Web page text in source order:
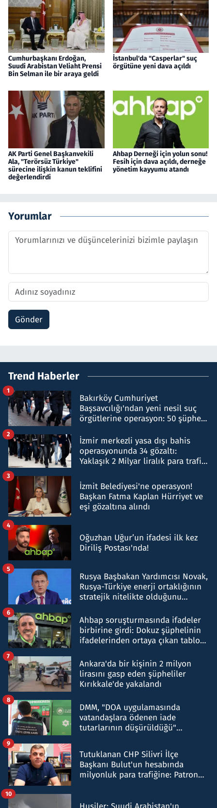
Cumhurbaşkanı Erdoğan,
Suudi Arabistan Veliaht Prensi
Bin Selman ile bir araya geldi
İstanbul'da "Casperlar" suç
örgütüne yeni dava açıldı
AK Parti Genel Başkanvekili
Ala, "Terörsüz Türkiye"
sürecine ilişkin kanun teklifini
değerlendirdi
Ahbap Derneği için yolun sonu!
Fesih için dava açıldı, derneğe
yönetim kayyumu atandı
Yorumlar
Gönder
Trend Haberler
Bakırköy Cumhuriyet
Başsavcılığı'ndan yeni nesil suç
örgütlerine operasyon: 50 şüpheli
1
İzmir merkezli yasa dışı bahis
operasyonunda 34 gözaltı:
Yaklaşık 2 Milyar liralık para trafiği
2
İzmit Belediyesi'ne operasyon!
Başkan Fatma Kaplan Hürriyet ve
eşi gözaltına alındı
3
Oğuzhan Uğur’un ifadesi ilk kez
Diriliş Postası'nda!
4
Rusya Başbakan Yardımcısı Novak,
Rusya-Türkiye enerji ortaklığının
stratejik nitelikte olduğunu
5
Ahbap soruşturmasında ifadeler
birbirine girdi: Dokuz şüphelinin
ifadelerinden ortaya çıkan tablo
6
Ankara'da bir kişinin 2 milyon
lirasını gasp eden şüpheliler
Kırıkkale'de yakalandı
7
DMM, "DOA uygulamasında
vatandaşlara ödenen iade
tutarlarının düşürüldüğü"
8
Tutuklanan CHP Silivri İlçe
Başkanı Bulut'un hesabında
milyonluk para trafiğine: Patron
9
10